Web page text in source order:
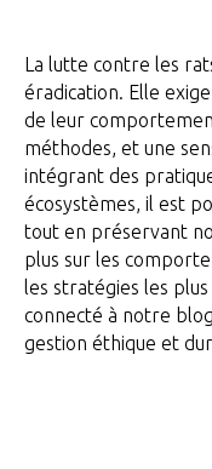
La lutte contre les
éradication. Elle
de leur
méthodes, et une
intégrant des
écosystèmes, il est
tout en préservant
plus sur les
les stratégies les
connecté à notre
gestion éthique et